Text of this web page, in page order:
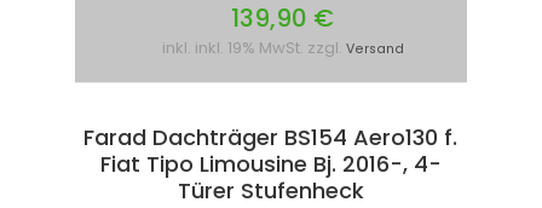
139,90 €
inkl. inkl. 19% MwSt. zzgl. Versand
Farad Dachträger BS154 Aero130 f.
Fiat Tipo Limousine Bj. 2016-, 4-
Türer Stufenheck